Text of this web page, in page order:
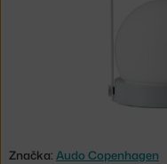
Značka: Audo Copenhagen